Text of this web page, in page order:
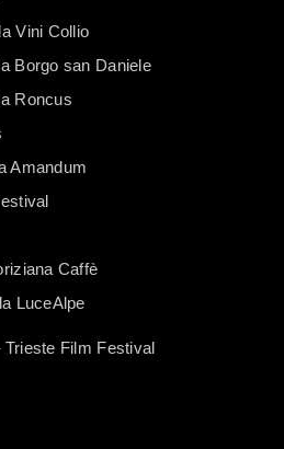
Vini Collio
Borgo san Daniele
Roncus
Amandum
Caffè
LuceAlpe
Film Festival